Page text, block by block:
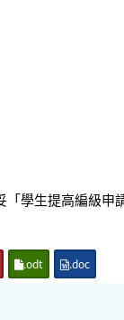
學生提高編級
.odt .doc